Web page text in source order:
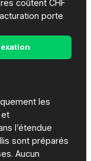
coûtent CHF
porte
les
et
l’étendue
sont préparés
Aucun